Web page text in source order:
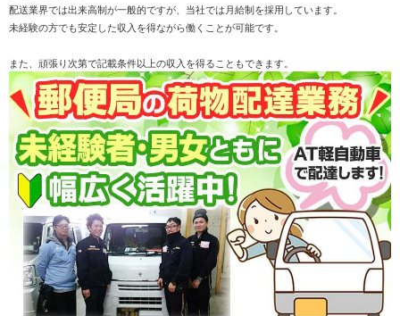
配送業界では出来高制が一般的ですが、当社では月給制を採用しています。
未経験の方でも安定した収入を得ながら働くことが可能です。
また、頑張り次第で記載条件以上の収入を得ることもできます。